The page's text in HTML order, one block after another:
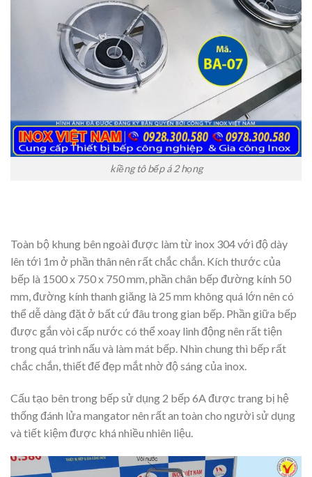
kiềng tô bếp á 2 họng
Toàn bộ khung bên ngoài được làm từ inox 304 với độ dày
lên tới 1m ở phần thân nên rất chắc chắn. Kích thước của
bếp là 1500 x 750 x 750 mm, phần chân bếp đường kính 50
mm, đường kính thanh giăng là 25 mm không quá lớn nên có
thể dễ dàng đặt ở bất cứ đâu trong gian bếp. Phần giữa bếp
được gắn vòi cấp nước có thể xoay linh động nên rất tiện
trong quá trình nấu và làm mát bếp. Nhìn chung thì bếp rất
chắc chắn, thiết đế đẹp mắt nhờ độ sáng của inox.
Cấu tạo bên trong bếp sử dụng 2 bếp 6A được trang bị hệ
thống đánh lửa mangator nên rất an toàn cho người sử dụng
và tiết kiệm được khá nhiều nhiên liệu.